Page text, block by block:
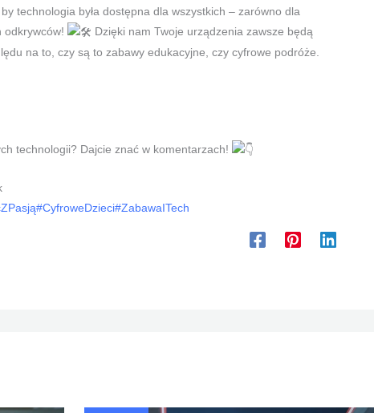
technologia była dostępna dla wszystkich – zarówno dla
odkrywców!
Dzięki nam Twoje urządzenia zawsze będą
na to, czy są to zabawy edukacyjne, czy cyfrowe podróże.
technologii? Dajcie znać w komentarzach!
#CyfroweDzieci#ZabawaITech